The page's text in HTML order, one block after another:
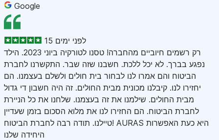
Google
15 לפני ימים
רק רשמים חיוביים מהחברה! טסנו לטורקיה ביוני 2023. הילד
נפגע בברך. לא יכל ללכת. חשבנו שזה שבר. התקשרנו לחברת
הביטוח והם אמרו לנו לבחור בית חולים ולשלם בעצמנו. הם
יחזירו לנו. קיבלנו מכונית מבית החולים. זה היה חשבון די גדול
מבית החולים. שילמנו את זה בעצמנו. שלחנו את כל הניירת
לחברת הביטוח. הם החזירו לנו את מלוא הסכום בזמן שעדיין
טיילנו. תודה רבה לחברת הביטוח! AURAS היא כעת האפשרות
היחידה שלנו